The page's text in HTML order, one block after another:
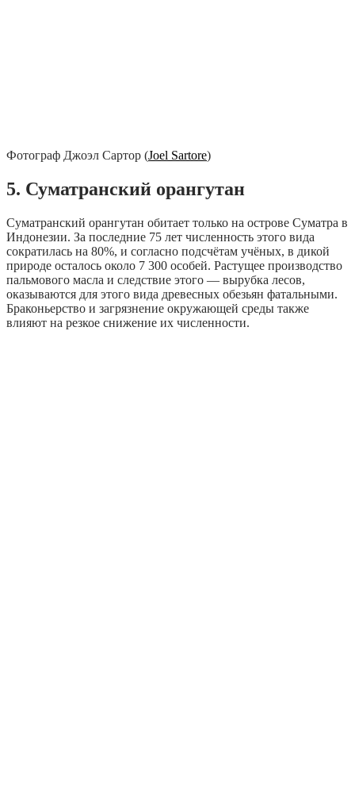
Фотограф Джоэл Сартор (Joel Sartore)
5. Суматранский орангутан
Суматранский орангутан обитает только на острове Суматра в
Индонезии. За последние 75 лет численность этого вида
сократилась на 80%, и согласно подсчётам учёных, в дикой
природе осталось около 7 300 особей. Растущее производство
пальмового масла и следствие этого — вырубка лесов,
оказываются для этого вида древесных обезьян фатальными.
Браконьерство и загрязнение окружающей среды также
влияют на резкое снижение их численности.